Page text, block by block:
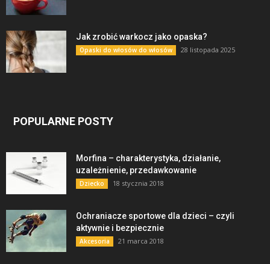
Jak zrobić warkocz jako opaska?
Opaski do włosów do włosów 28 listopada 2025
POPULARNE POSTY
Morfina – charakterystyka, działanie,
uzależnienie, przedawkowanie
Dziecko 18 stycznia 2018
Ochraniacze sportowe dla dzieci – czyli
aktywnie i bezpiecznie
Akcesoria 21 marca 2018